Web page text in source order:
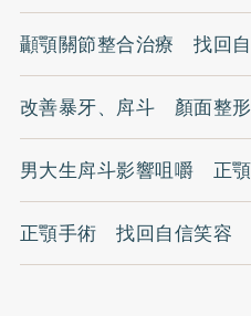
顳顎關節整合治療 找回
改善暴牙、戽斗 顏面整
男大生戽斗影響咀嚼 正
正顎手術 找回自信笑容